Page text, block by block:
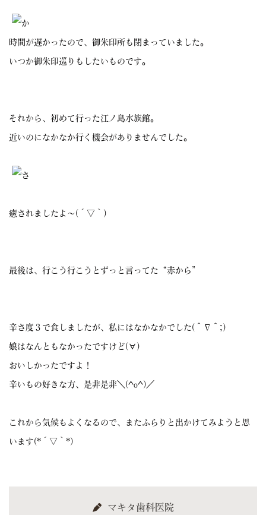
時間が遅かったので、御朱印所も閉まっていました。
いつか御朱印巡りもしたいものです。
それから、初めて行った江ノ島水族館。
近いのになかなか行く機会がありませんでした。
癒されましたよ～(´▽｀)
最後は、行こう行こうとずっと言ってた“赤から”
辛さ度３で食しましたが、私にはなかなかでした(＾∇＾;)
娘はなんともなかったですけど(∀)
おいしかったですよ！
辛いもの好きな方、是非是非＼(^o^)／
これから気候もよくなるので、またふらりと出かけてみようと思
います(*´▽｀*)
マキタ歯科医院